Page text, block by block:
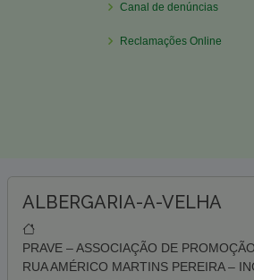
Canal de denúncias
Reclamações Online
ALBERGARIA-A-VELHA
PRAVE – ASSOCIAÇÃO DE
RUA AMÉRICO MARTINS PEREIRA –